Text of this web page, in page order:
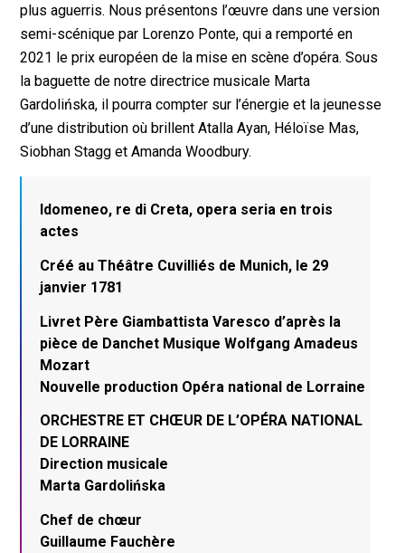
plus aguerris. Nous présentons l’œuvre dans une version
semi-scénique par Lorenzo Ponte, qui a remporté en
2021 le prix européen de la mise en scène d’opéra. Sous
la baguette de notre directrice musicale Marta
Gardolińska, il pourra compter sur l’énergie et la jeunesse
d’une distribution où brillent Atalla Ayan, Héloïse Mas,
Siobhan Stagg et Amanda Woodbury.
Idomeneo, re di Creta, opera seria en trois
actes
Créé au Théâtre Cuvilliés de Munich, le 29
janvier 1781
Livret Père Giambattista Varesco d’après la
pièce de Danchet Musique Wolfgang Amadeus
Mozart
Nouvelle production Opéra national de Lorraine
ORCHESTRE ET CHŒUR DE L’OPÉRA NATIONAL
DE LORRAINE
Direction musicale
Marta Gardolińska
Chef de chœur
Guillaume Fauchère